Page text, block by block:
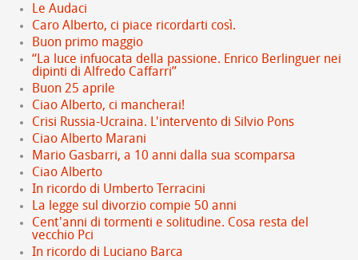
Le Audaci
Caro Alberto, ci piace ricordarti così.
Buon primo maggio
“La luce infuocata della passione. Enrico Berlinguer nei
dipinti di Alfredo Caffarri”
Buon 25 aprile
Ciao Alberto, ci mancherai!
Crisi Russia-Ucraina. L'intervento di Silvio Pons
Ciao Alberto Marani
Mario Gasbarri, a 10 anni dalla sua scomparsa
Ciao Alberto
In ricordo di Umberto Terracini
La legge sul divorzio compie 50 anni
Cent'anni di tormenti e solitudine. Cosa resta del
vecchio Pci
In ricordo di Luciano Barca